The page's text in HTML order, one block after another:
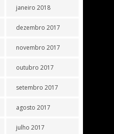
janeiro 2018
dezembro 2017
novembro 2017
outubro 2017
setembro 2017
agosto 2017
julho 2017